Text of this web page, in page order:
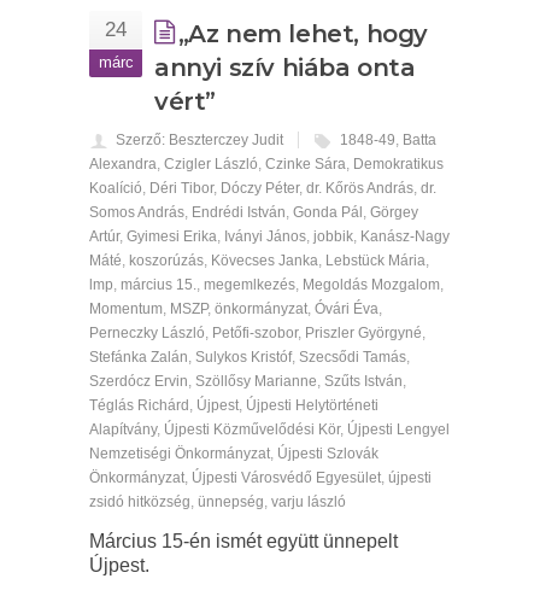
24
márc
„Az nem lehet, hogy
annyi szív hiába onta
vért”
Szerző: Beszterczey Judit 1848-49, Batta
Alexandra, Czigler László, Czinke Sára, Demokratikus
Koalíció, Déri Tibor, Dóczy Péter, dr. Kőrös András, dr.
Somos András, Endrédi István, Gonda Pál , Görgey
Artúr, Gyimesi Erika, Iványi János, jobbik, Kanász-Nagy
Máté, koszorúzás, Kövecses Janka, Lebstück Mária,
lmp, március 15., megemlkezés, Megoldás Mozgalom,
Momentum, MSZP, önkormányzat, Óvári Éva,
Perneczky László, Petőfi-szobor, Priszler Györgyné,
Stefánka Zalán, Sulykos Kristóf, Szecsődi Tamás,
Szerdócz Ervin, Szöllősy Marianne, Szűts István,
Téglás Richárd , Újpest, Újpesti Helytörténeti
Alapítvány, Újpesti Közművelődési Kör, Újpesti Lengyel
Nemzetiségi Önkormányzat, Újpesti Szlovák
Önkormányzat, Újpesti Városvédő Egyesület, újpesti
zsidó hitközség, ünnepség, varju lászló
Március 15-én ismét együtt ünnepelt
Újpest.